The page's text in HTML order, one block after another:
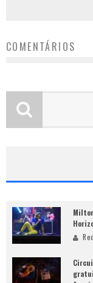
COMENTÁRIOS